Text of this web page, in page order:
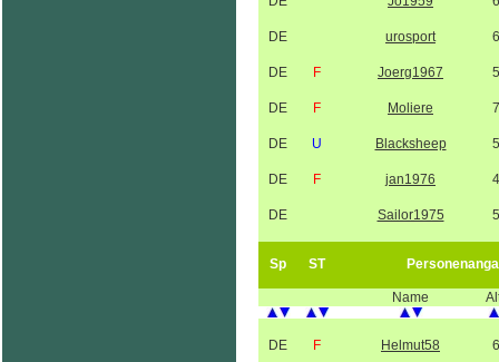
DE urosport
DE F Joerg1967
DE F Moliere
DE U Blacksheep
DE F jan1976
DE Sailor1975
Sp ST
Name
DE F Helmut58